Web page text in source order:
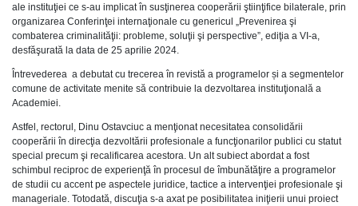
ale instituţiei ce s-au implicat în susţinerea cooperării ştiinţifice bilaterale, prin
organizarea Conferinţei internaţionale cu genericul „Prevenirea şi
combaterea criminalităţii: probleme, soluţii şi perspective”, ediţia a VI-a,
desfăşurată la data de 25 aprilie 2024.
Întrevederea a debutat cu trecerea în revistă a programelor și a segmentelor
comune de activitate menite să contribuie la dezvoltarea instituţională a
Academiei.
Astfel, rectorul, Dinu Ostavciuc a menţionat necesitatea consolidării
cooperării în direcţia dezvoltării profesionale a funcţionarilor publici cu statut
special precum şi recalificarea acestora. Un alt subiect abordat a fost
schimbul reciproc de experienţă în procesul de îmbunătăţire a programelor
de studii cu accent pe aspectele juridice, tactice a intervenţiei profesionale şi
manageriale. Totodată, discuţia s-a axat pe posibilitatea iniţierii unui proiect